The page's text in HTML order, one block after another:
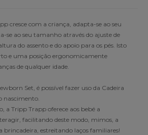
cresce com a criança, adapta-se ao seu
se ao seu tamanho através do ajuste de
do assento e do apoio para os pés. Isto
e uma posição ergonomicamente
de qualquer idade.
Set, é possível fazer uso da Cadeira
nascimento.
a Tripp Trapp oferece aos bebé a
facilitando deste modo, mimos, a
brincadeira, estreitando laços familiares!